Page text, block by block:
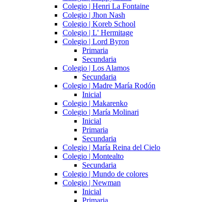
Colegio | Henri La Fontaine
Colegio | Jhon Nash
Colegio | Koreb School
Colegio | L' Hermitage
Colegio | Lord Byron
Primaria
Secundaria
Colegio | Los Alamos
Secundaria
Colegio | Madre María Rodón
Inicial
Colegio | Makarenko
Colegio | María Molinari
Inicial
Primaria
Secundaria
Colegio | María Reina del Cielo
Colegio | Montealto
Secundaria
Colegio | Mundo de colores
Colegio | Newman
Inicial